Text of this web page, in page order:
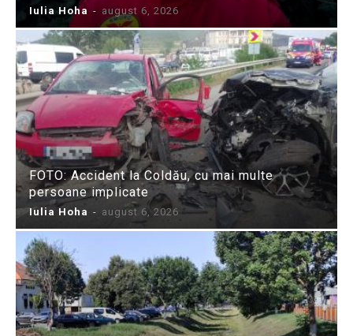
Iulia Hoha - august 6, 2026
FOTO: Accident la Coldău, cu mai multe
persoane implicate
Iulia Hoha - august 6, 2026